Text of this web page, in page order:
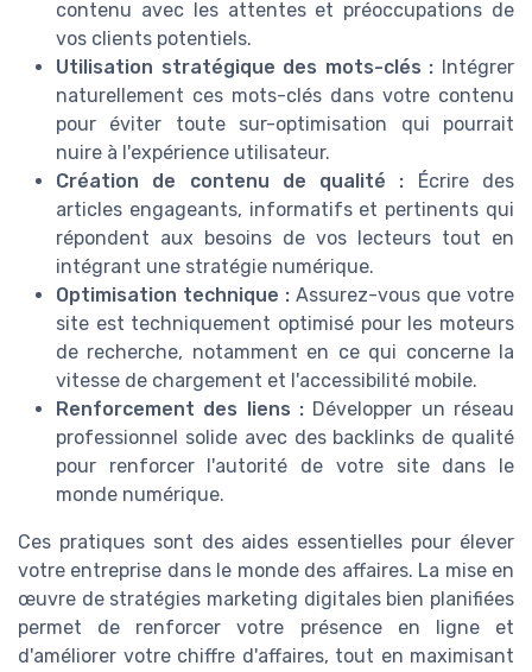
contenu avec les attentes et préoccupations de
vos clients potentiels.
Utilisation stratégique des mots-clés : Intégrer
naturellement ces mots-clés dans votre contenu
pour éviter toute sur-optimisation qui pourrait
nuire à l'expérience utilisateur.
Création de contenu de qualité : Écrire des
articles engageants, informatifs et pertinents qui
répondent aux besoins de vos lecteurs tout en
intégrant une stratégie numérique.
Optimisation technique : Assurez-vous que votre
site est techniquement optimisé pour les moteurs
de recherche, notamment en ce qui concerne la
vitesse de chargement et l'accessibilité mobile.
Renforcement des liens : Développer un réseau
professionnel solide avec des backlinks de qualité
pour renforcer l'autorité de votre site dans le
monde numérique.
Ces pratiques sont des aides essentielles pour élever
votre entreprise dans le monde des affaires. La mise en
œuvre de stratégies marketing digitales bien planifiées
permet de renforcer votre présence en ligne et
d'améliorer votre chiffre d'affaires, tout en maximisant